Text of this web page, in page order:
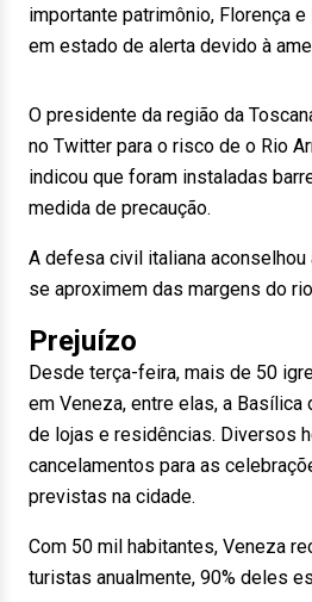
importante patrimônio, Florença
em estado de alerta devido à
O presidente da região da
no Twitter para o risco de o Rio
indicou que foram instaladas
medida de precaução.
A defesa civil italiana
se aproximem das margens do
Prejuízo
Desde terça-feira, mais de 50
em Veneza, entre elas, a Basílica
de lojas e residências. Diversos
cancelamentos para as
previstas na cidade.
Com 50 mil habitantes, Veneza
turistas anualmente, 90% deles